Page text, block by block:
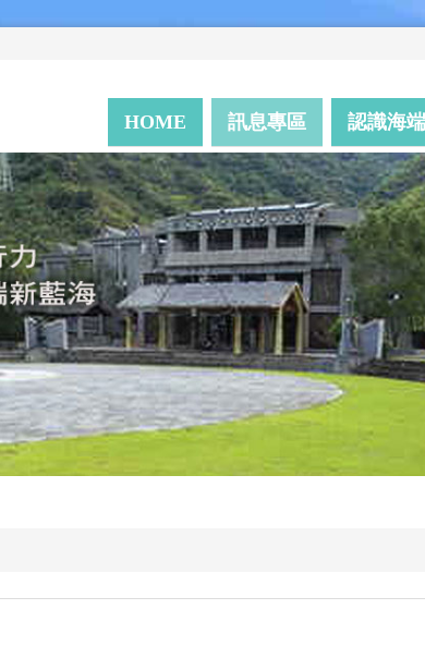
HOME 訊息專區 認識海端